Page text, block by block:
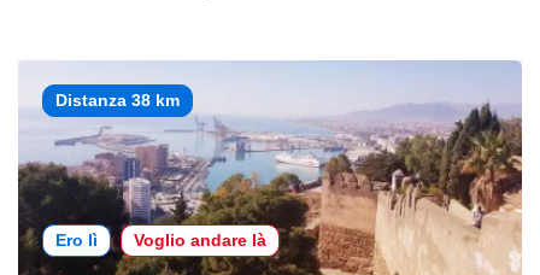
Distanza 38 km
Ero lì Voglio andare là